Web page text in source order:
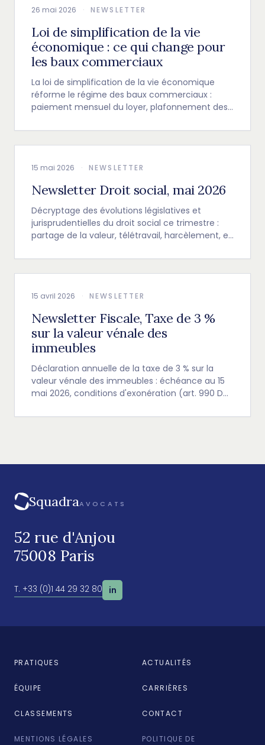
26 mai 2026 · NEWSLETTER
Loi de simplification de la vie
économique : ce qui change pour
les baux commerciaux
La loi de simplification de la vie économique
réforme le régime des baux commerciaux :
paiement mensuel du loyer, plafonnement des
clause résolutoire.
15 mai 2026 · NEWSLETTER
Newsletter Droit social, mai 2026
Décryptage des évolutions législatives et
jurisprudentielles du droit social ce trimestre :
partage de la valeur, télétravail, harcèlement, et
15 avril 2026 · NEWSLETTER
Newsletter Fiscale, Taxe de 3 %
sur la valeur vénale des
immeubles
Déclaration annuelle de la taxe de 3 % sur la
valeur vénale des immeubles : échéance au 15
mai 2026, conditions d'exonération (art. 990 D
cassation.
SquadraAVOCATS
52 rue d'Anjou
75008 Paris
T. +33 (0)1 44 29 32 80 in
PRATIQUES ACTUALITÉS
ÉQUIPE CARRIÈRES
CLASSEMENTS CONTACT
MENTIONS LÉGALES POLITIQUE DE